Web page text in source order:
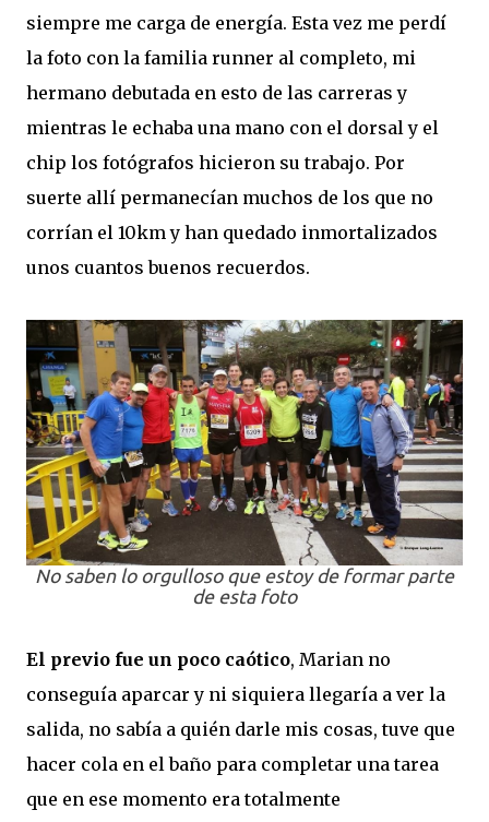
siempre me carga de energía. Esta vez me perdí
la foto con la familia runner al completo, mi
hermano debutada en esto de las carreras y
mientras le echaba una mano con el dorsal y el
chip los fotógrafos hicieron su trabajo. Por
suerte allí permanecían muchos de los que no
corrían el 10km y han quedado inmortalizados
unos cuantos buenos recuerdos.
No saben lo orgulloso que estoy de formar parte
de esta foto
El previo fue un poco caótico, Marian no
conseguía aparcar y ni siquiera llegaría a ver la
salida, no sabía a quién darle mis cosas, tuve que
hacer cola en el baño para completar una tarea
que en ese momento era totalmente